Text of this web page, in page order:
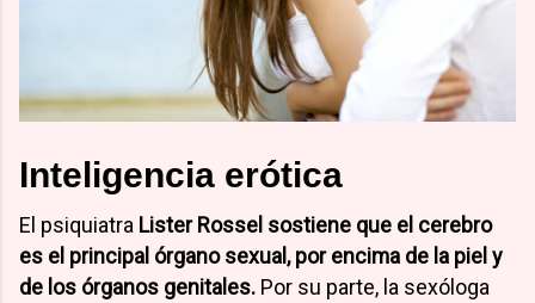
Inteligencia erótica
El psiquiatra Lister Rossel sostiene que el cerebro
es el principal órgano sexual, por encima de la piel y
de los órganos genitales. Por su parte, la sexóloga